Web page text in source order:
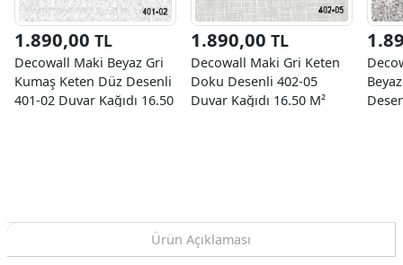
1.890,00 TL
Decowall Maki Beyaz Gri
Kumaş Keten Düz Desenli
401-02 Duvar Kağıdı 16.50
1.890,00 TL
Decowall Maki Gri Keten
Doku Desenli 402-05
Duvar Kağıdı 16.50 M²
Ürün Açıklaması